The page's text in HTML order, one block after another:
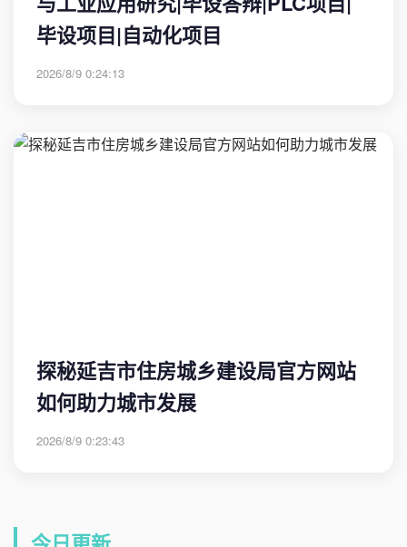
毕设项目|自动化项目
2026/8/9 0:24:13
探秘延吉市住房城乡建设局官方网站
如何助力城市发展
2026/8/9 0:23:43